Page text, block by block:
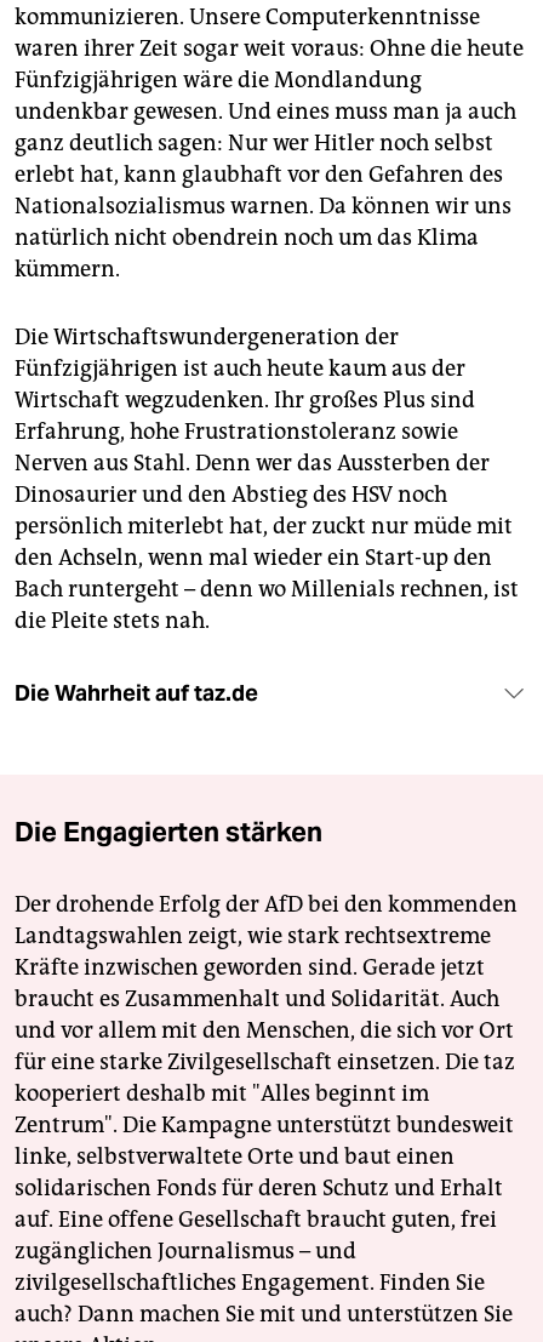
kommunizieren. Unsere Computerkenntnisse
waren ihrer Zeit sogar weit voraus: Ohne die heute
Fünfzigjährigen wäre die Mondlandung
undenkbar gewesen. Und eines muss man ja auch
ganz deutlich sagen: Nur wer Hitler noch selbst
erlebt hat, kann glaubhaft vor den Gefahren des
Nationalsozialismus warnen. Da können wir uns
natürlich nicht obendrein noch um das Klima
kümmern.
Die Wirtschaftswundergeneration der
Fünfzigjährigen ist auch heute kaum aus der
Wirtschaft wegzudenken. Ihr großes Plus sind
Erfahrung, hohe Frustrationstoleranz sowie
Nerven aus Stahl. Denn wer das Aussterben der
Dinosaurier und den Abstieg des HSV noch
persönlich miterlebt hat, der zuckt nur müde mit
den Achseln, wenn mal wieder ein Start-up den
Bach runtergeht – denn wo Millenials rechnen, ist
die Pleite stets nah.
Die Wahrheit auf taz.de
Die Engagierten stärken
Der drohende Erfolg der AfD bei den kommenden
Landtagswahlen zeigt, wie stark rechtsextreme
Kräfte inzwischen geworden sind. Gerade jetzt
braucht es Zusammenhalt und Solidarität. Auch
und vor allem mit den Menschen, die sich vor Ort
für eine starke Zivilgesellschaft einsetzen. Die taz
kooperiert deshalb mit "Alles beginnt im
Zentrum". Die Kampagne unterstützt bundesweit
linke, selbstverwaltete Orte und baut einen
solidarischen Fonds für deren Schutz und Erhalt
auf. Eine offene Gesellschaft braucht guten, frei
zugänglichen Journalismus – und
zivilgesellschaftliches Engagement. Finden Sie
auch? Dann machen Sie mit und unterstützen Sie